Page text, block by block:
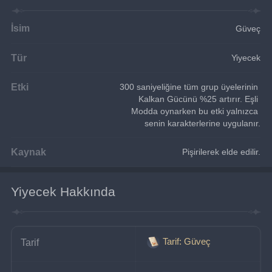
İsim Güveç
Tür Yiyecek
Etki
300 saniyeliğine tüm grup üyelerinin
Kalkan Gücünü %25 artırır. Eşli
Modda oynarken bu etki yalnızca
senin karakterlerine uygulanır.
Kaynak Pişirilerek elde edilir.
Yiyecek Hakkında
Tarif Tarif: Güveç